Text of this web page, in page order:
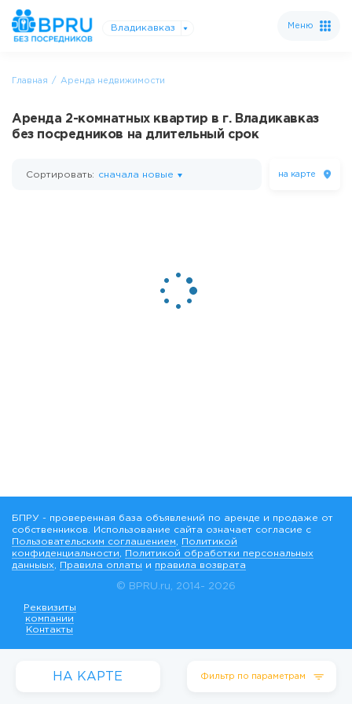
Владикавказ Меню
Главная Аренда недвижимости
Аренда 2-комнатных квартир в г. Владикавказ
без посредников на длительный срок
НА КАРТЕ Фильтр по параметрам
Сортировать: сначала новые на карте
Реквизиты
компании
Контакты
© BPRU.ru, 2014- 2026
БПРУ - проверенная база объявлений по аренде и продаже от
собственников. Использование сайта означает согласие с
Пользовательским соглашением
Политикой
конфиденциальности
Политикой обработки персональных
данныых
Правила оплаты и правила возврата